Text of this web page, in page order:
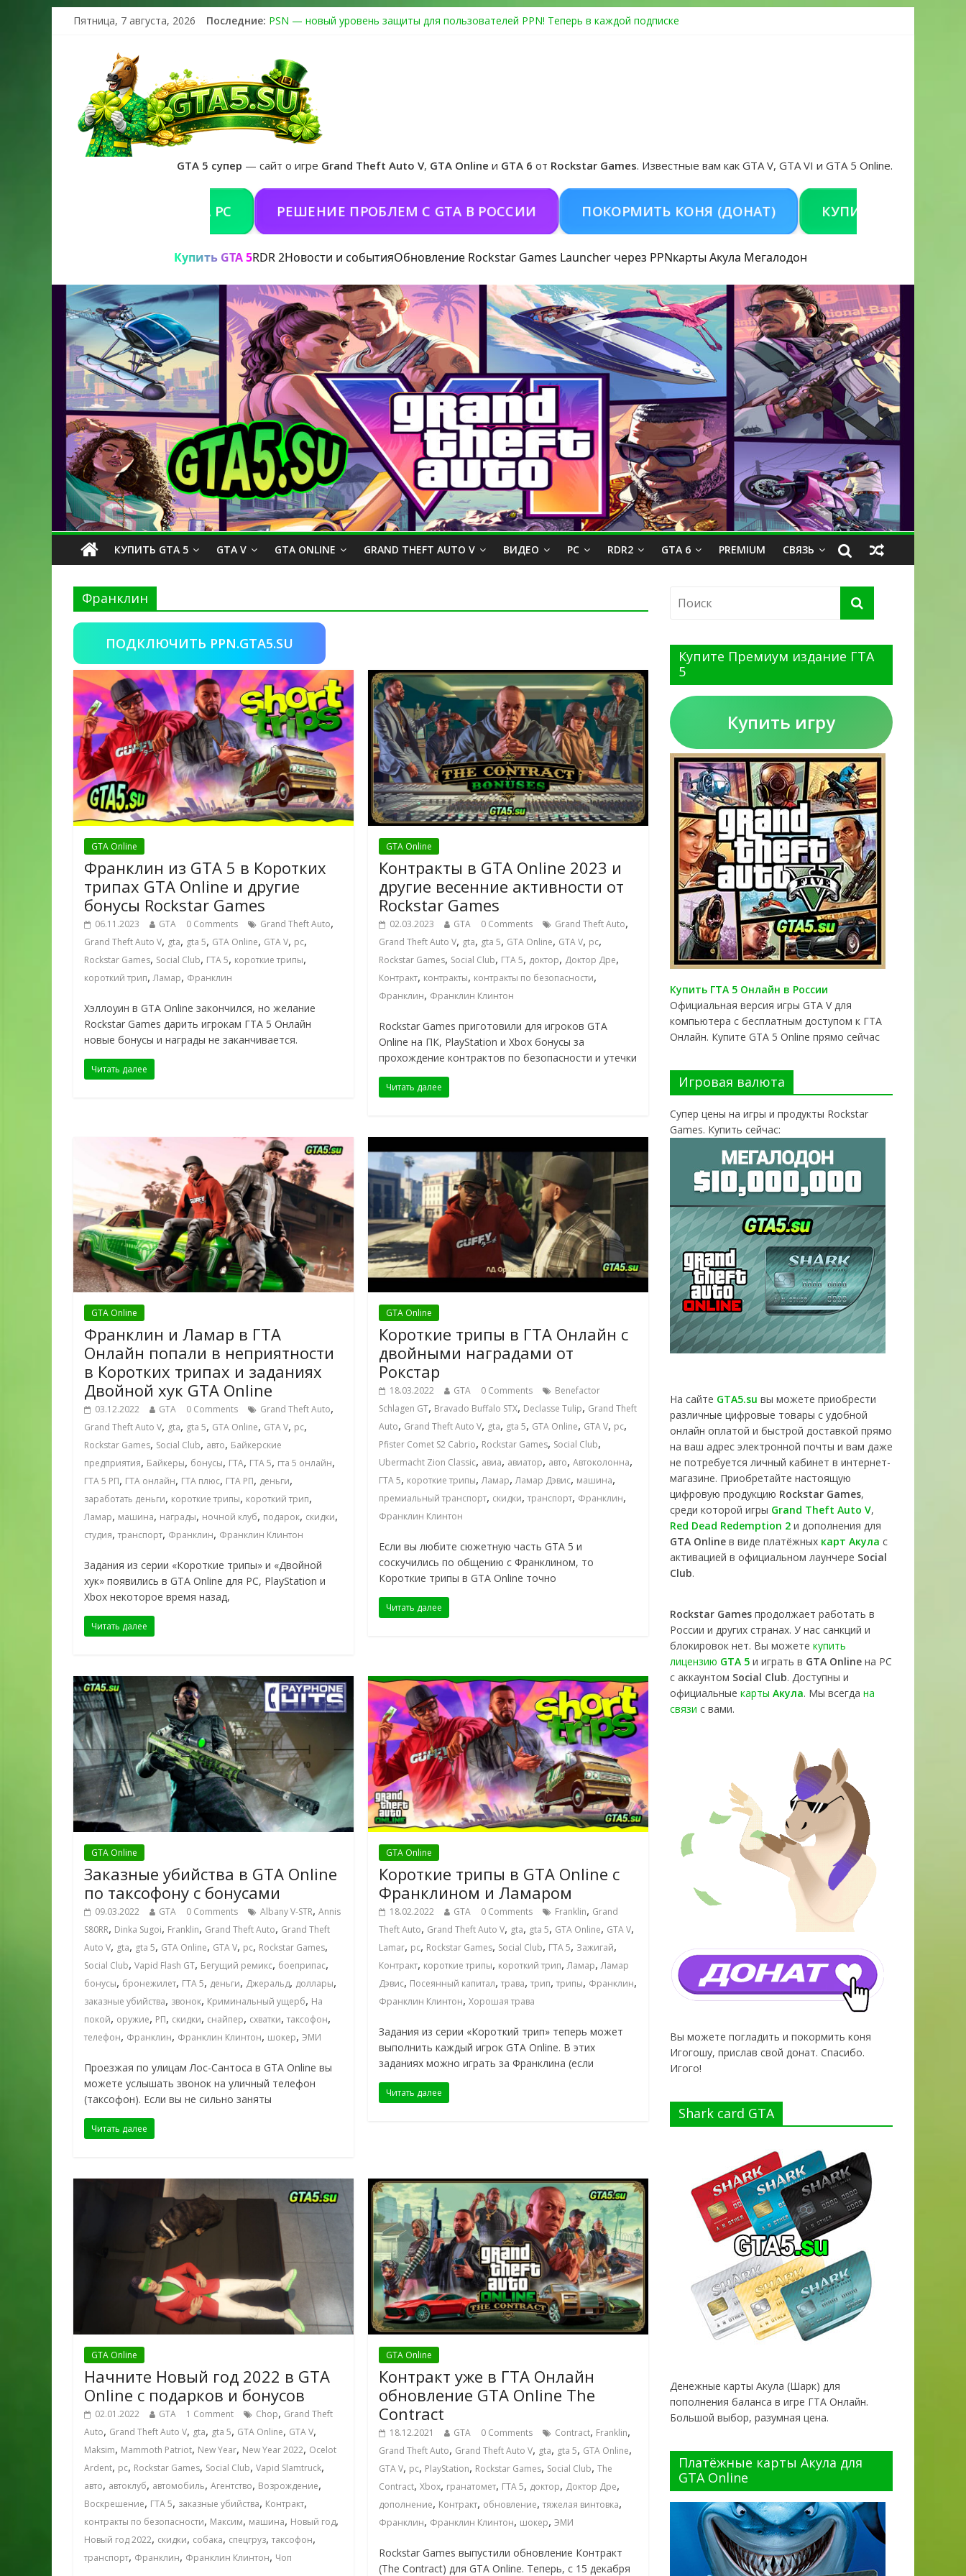
Пятница, 7 августа, 2026 Последние: PSN — новый уровень защиты для пользователей PPN! Теперь в каждой подписке
Получайте особые награды в GTA Online по программе Fine Art Collector
GTA 6 официальная обложка игры и Предзаказ Grand Theft Auto VI
GTA 5 супер — сайт о игре Grand Theft Auto V, GTA Online и GTA 6 от Rockstar Games. Известные вам как GTA V, GTA VI и GTA 5 Online.
РЕШЕНИЕ ПРОБЛЕМ С GTA В РОССИИ ПОКОРМИТЬ КОНЯ (ДОНАТ) КУПИТЬ GTA 5 ONLINE НА PC
Купить GTA 5RDR 2Новости и событияОбновление Rockstar Games Launcher через PPNкарты Акула Мегалодон
КУПИТЬ GTA 5 GTA V GTA ONLINE GRAND THEFT AUTO V ВИДЕО PC RDR2 GTA 6 PREMIUM СВЯЗЬ
Франклин
ПОДКЛЮЧИТЬ PPN.GTA5.SU
GTA Online
Франклин из GTA 5 в Коротких
трипах GTA Online и другие
бонусы Rockstar Games
06.11.2023 GTA 0 Comments Grand Theft Auto,
Grand Theft Auto V, gta, gta 5, GTA Online, GTA V, pc,
Rockstar Games, Social Club, ГТА 5, короткие трипы,
короткий трип,Ламар, Франклин
Хэллоуин в GTA Online закончился, но желание
Rockstar Games дарить игрокам ГТА 5 Онлайн
новые бонусы и награды не заканчивается.
Читать далее
GTA Online
Контракты в GTA Online 2023 и
другие весенние активности от
Rockstar Games
02.03.2023 GTA 0 Comments Grand Theft Auto,
Grand Theft Auto V, gta, gta 5, GTA Online, GTA V, pc,
Rockstar Games, Social Club, ГТА 5, доктор, Доктор Дре,
Контракт, контракты, контракты по безопасности,
Франклин, Франклин Клинтон
Rockstar Games приготовили для игроков GTA
Online на ПК, PlayStation и Xbox бонусы за
прохождение контрактов по безопасности и утечки
Читать далее
GTA Online
Франклин и Ламар в ГТА
Онлайн попали в неприятности
в Коротких трипах и заданиях
Двойной хук GTA Online
03.12.2022 GTA 0 Comments Grand Theft Auto,
Grand Theft Auto V, gta, gta 5, GTA Online, GTA V, pc,
Rockstar Games, Social Club, авто, Байкерские
предприятия, Байкеры, бонусы, ГТА, ГТА 5, гта 5 онлайн,
ГТА 5 РП, ГТА онлайн, ГТА плюс, ГТА РП, деньги,
заработать деньги, короткие трипы, короткий трип,
Ламар, машина, награды, ночной клуб, подарок, скидки,
студия, транспорт, Франклин, Франклин Клинтон
Задания из серии «Короткие трипы» и «Двойной
хук» появились в GTA Online для PC, PlayStation и
Xbox некоторое время назад,
Читать далее
GTA Online
Короткие трипы в ГТА Онлайн с
двойными наградами от
Рокстар
18.03.2022 GTA 0 Comments
Benefactor
Schlagen GT, Bravado Buffalo STX, Declasse Tulip, Grand Theft
Auto, Grand Theft Auto V, gta, gta 5, GTA Online, GTA V, pc,
Pfister Comet S2 Cabrio, Rockstar Games, Social Club,
Ubermacht Zion Classic, авиа, авиатор, авто,Автоколонна,
ГТА 5, короткие трипы,Ламар,Ламар Дэвис, машина,
премиальный транспорт, скидки,транспорт, Франклин,
Франклин Клинтон
Если вы любите сюжетную часть GTA 5 и
соскучились по общению с Франклином, то
Короткие трипы в GTA Online точно
Читать далее
GTA Online
Заказные убийства в GTA Online
по таксофону с бонусами
09.03.2022 GTA 0 Comments Albany V-STR, Annis
S80RR, Dinka Sugoi, Franklin, Grand Theft Auto, Grand Theft
Auto V, gta, gta 5, GTA Online, GTA V, pc, Rockstar Games,
Social Club, Vapid Flash GT, Бегущий ремикс, боеприпас,
бонусы, бронежилет, ГТА 5, деньги, Джеральд, доллары,
заказные убийства, звонок, Криминальный ущерб, На
покой, оружие, РП, скидки, снайпер, схватки, таксофон,
телефон, Франклин, Франклин Клинтон, шокер, ЭМИ
Проезжая по улицам Лос-Сантоса в GTA Online вы
можете услышать звонок на уличный телефон
(таксофон). Если вы не сильно заняты
Читать далее
GTA Online
Короткие трипы в GTA Online с
Франклином и Ламаром
18.02.2022 GTA 0 Comments Franklin, Grand
Theft Auto, Grand Theft Auto V, gta, gta 5, GTA Online, GTA V,
Lamar, pc, Rockstar Games, Social Club, ГТА 5, Зажигай,
Контракт, короткие трипы, короткий трип,Ламар,Ламар
Дэвис, Посеянный капитал,трава,трип,трипы, Франклин,
Франклин Клинтон,Хорошая трава
Задания из серии «Короткий трип» теперь может
выполнить каждый игрок GTA Online. В этих
заданиях можно играть за Франклина (если
Читать далее
GTA Online
Начните Новый год 2022 в GTA
Online с подарков и бонусов
02.01.2022 GTA 1 Comment Chop, Grand Theft
Auto, Grand Theft Auto V, gta, gta 5, GTA Online, GTA V,
Maksim, Mammoth Patriot, New Year, New Year 2022, Ocelot
Ardent, pc, Rockstar Games, Social Club, Vapid Slamtruck,
авто, автоклуб, автомобиль, Агентство, Возрождение,
Воскрешение, ГТА 5, заказные убийства, Контракт,
контракты по безопасности, Максим, машина, Новый год,
Новый год 2022, скидки, собака, спецгруз, таксофон,
транспорт, Франклин, Франклин Клинтон, Чоп
GTA Online
Контракт уже в ГТА Онлайн
обновление GTA Online The
Contract
18.12.2021 GTA 0 Comments Contract, Franklin,
Grand Theft Auto, Grand Theft Auto V, gta, gta 5, GTA Online,
GTA V, pc, PlayStation, Rockstar Games, Social Club,The
Contract,Xbox, гранатомет, ГТА 5, доктор, Доктор Дре,
дополнение, Контракт, обновление,тяжелая винтовка,
Франклин, Франклин Клинтон, шокер,ЭМИ
Rockstar Games выпустили обновление Контракт
(The Contract) для GTA Online. Теперь, с 15 декабря
Купите Премиум издание ГТА
5
Купить игру
Купить ГТА 5 Онлайн в России
Официальная версия игры GTA V для
компьютера с бесплатным доступом к ГТА
Онлайн. Купите GTA 5 Online прямо сейчас
Игровая валюта
Супер цены на игры и продукты Rockstar
Games. Купить сейчас:
На сайте GTA5.su вы можете приобрести
различные цифровые товары с удобной
онлайн оплатой и быстрой доставкой прямо
на ваш адрес электронной почты и вам даже
не потребуется личный кабинет в интернет-
магазине. Приобретайте настоящую
цифровую продукцию Rockstar Games,
среди которой игры Grand Theft Auto V,
Red Dead Redemption 2 и дополнения для
GTA Online в виде платёжных карт Акула с
активацией в официальном лаунчере Social
Club.
Rockstar Games продолжает работать в
России и других странах. У нас санкций и
блокировок нет. Вы можете купить
лицензию GTA 5 и играть в GTA Online на PC
с аккаунтом Social Club. Доступны и
официальные карты Акула. Мы всегда на
связи с вами.
Вы можете погладить и покормить коня
Игогошу, прислав свой донат. Спасибо.
Игого!
Shark card GTA
Денежные карты Акула (Шарк) для
пополнения баланса в игре ГТА Онлайн.
Большой выбор, разумная цена.
Платёжные карты Акула для
GTA Online